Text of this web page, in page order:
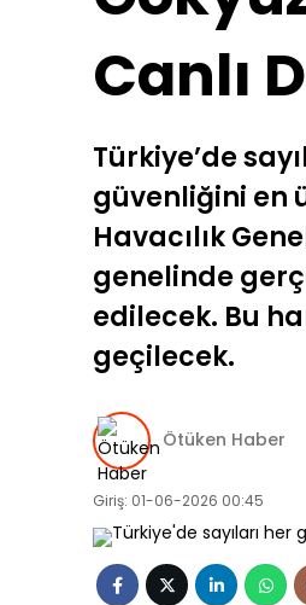
Canlı
Türkiye’de
güvenliğini en
Havacılık
genelinde
edilecek. Bu
geçilecek.
Ötüken Haber
Giriş: 01-06-2026 00:45